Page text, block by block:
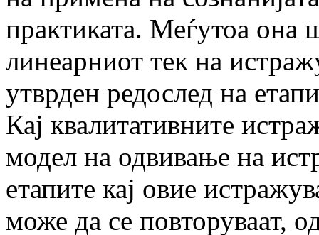
практиката. Меѓутоа она
линеарниот тек на
утврден редослед на
Кај квалитативните
модел на одвивање на
етапите кај овие
може да се повторуваат,